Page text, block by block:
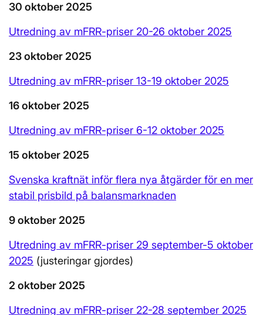
30 oktober 2025
Utredning av mFRR-priser 20-26 oktober 2025
23 oktober 2025
Utredning av mFRR-priser 13-19 oktober 2025
16 oktober 2025
Utredning av mFRR-priser 6-12 oktober 2025
15 oktober 2025
Svenska kraftnät inför flera nya åtgärder för en mer
stabil prisbild på balansmarknaden
9 oktober 2025
Utredning av mFRR-priser 29 september-5 oktober
2025 (justeringar gjordes)
2 oktober 2025
Utredning av mFRR-priser 22-28 september 2025